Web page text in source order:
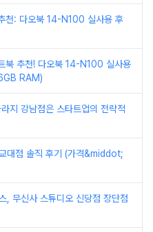
천: 다오북 14-N100 실사용 후
북 추천! 다오북 14-N100 실사용
RAM)
지 강남점은 스타트업의 전략적
대점 솔직 후기 (가격&middot;
, 무신사 스튜디오 신당점 장단점